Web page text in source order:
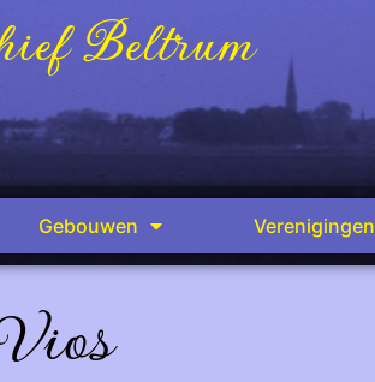
Beltrum
Gebouwen Verenigingen